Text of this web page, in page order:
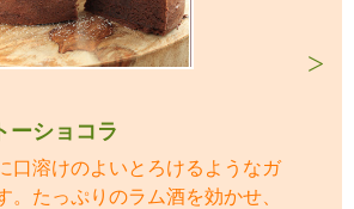
ーショコラ
口溶けのよいとろけるようなガ
。たっぷりのラム酒を効かせ、